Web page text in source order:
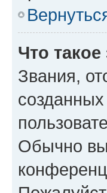
Что
Звания,
Обычно